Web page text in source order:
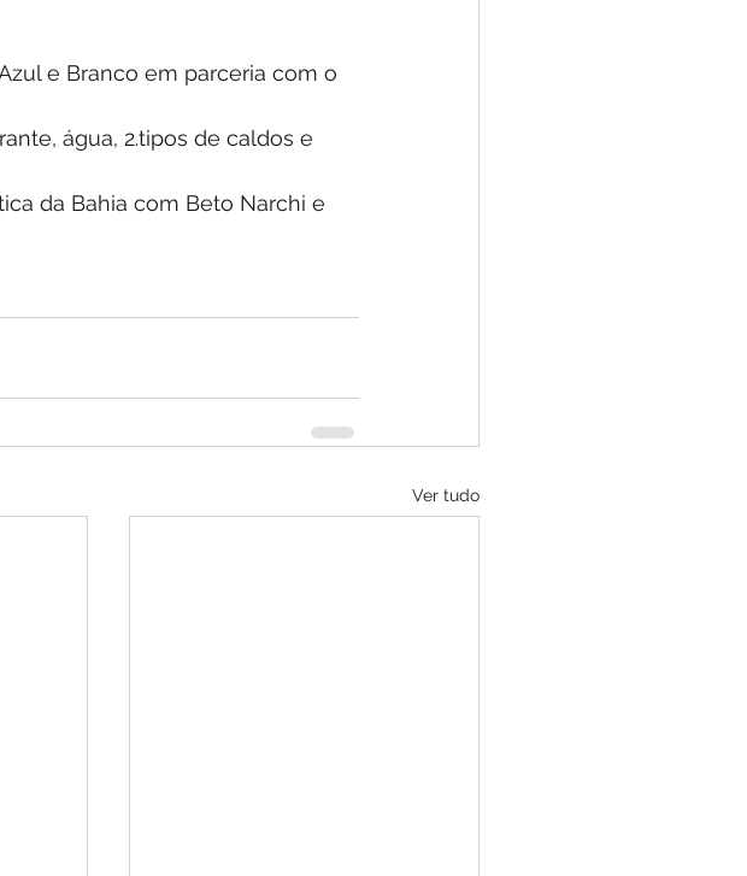
e Branco em parceria com o
água, 2.tipos de caldos e
da Bahia com Beto Narchi e
Ver tudo